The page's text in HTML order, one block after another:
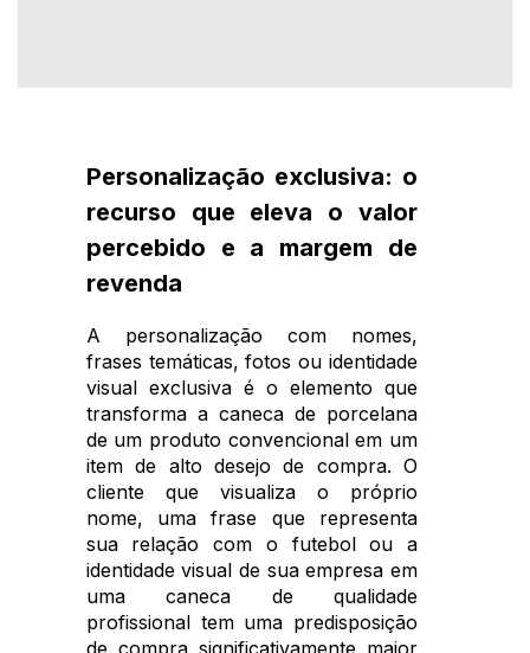
Personalização exclusiva: o
recurso que eleva o valor
percebido e a margem de
revenda
A personalização com nomes,
frases temáticas, fotos ou identidade
visual exclusiva é o elemento que
transforma a caneca de porcelana
de um produto convencional em um
item de alto desejo de compra. O
cliente que visualiza o próprio
nome, uma frase que representa
sua relação com o futebol ou a
identidade visual de sua empresa em
uma caneca de qualidade
profissional tem uma predisposição